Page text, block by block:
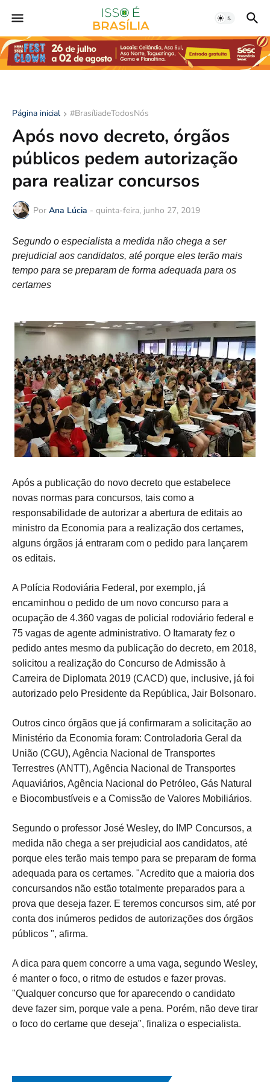
Página inicial #BrasíliadeTodosNós
Após novo decreto, órgãos
públicos pedem autorização
para realizar concursos
Por Ana Lúcia - quinta-feira, junho 27, 2019
Segundo o especialista a medida não chega a ser
prejudicial aos candidatos, até porque eles terão mais
tempo para se preparam de forma adequada para os
certames
Após a publicação do novo decreto que estabelece
novas normas para concursos, tais como a
responsabilidade de autorizar a abertura de editais ao
ministro da Economia para a realização dos certames,
alguns órgãos já entraram com o pedido para lançarem
os editais.
A Polícia Rodoviária Federal, por exemplo, já
encaminhou o pedido de um novo concurso para a
ocupação de 4.360 vagas de policial rodoviário federal e
75 vagas de agente administrativo. O Itamaraty fez o
pedido antes mesmo da publicação do decreto, em 2018,
solicitou a realização do Concurso de Admissão à
Carreira de Diplomata 2019 (CACD) que, inclusive, já foi
autorizado pelo Presidente da República, Jair Bolsonaro.
Outros cinco órgãos que já confirmaram a solicitação ao
Ministério da Economia foram: Controladoria Geral da
União (CGU), Agência Nacional de Transportes
Terrestres (ANTT), Agência Nacional de Transportes
Aquaviários, Agência Nacional do Petróleo, Gás Natural
e Biocombustíveis e a Comissão de Valores Mobiliários.
Segundo o professor José Wesley, do IMP Concursos, a
medida não chega a ser prejudicial aos candidatos, até
porque eles terão mais tempo para se preparam de forma
adequada para os certames. "Acredito que a maioria dos
concursandos não estão totalmente preparados para a
prova que deseja fazer. E teremos concursos sim, até por
conta dos inúmeros pedidos de autorizações dos órgãos
públicos ", afirma.
A dica para quem concorre a uma vaga, segundo Wesley,
é manter o foco, o ritmo de estudos e fazer provas.
"Qualquer concurso que for aparecendo o candidato
deve fazer sim, porque vale a pena. Porém, não deve tirar
o foco do certame que deseja", finaliza o especialista.